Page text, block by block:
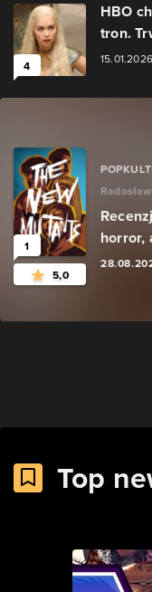
4
HBO
tron.
15.01.2026
1
5,0
horror,
Top